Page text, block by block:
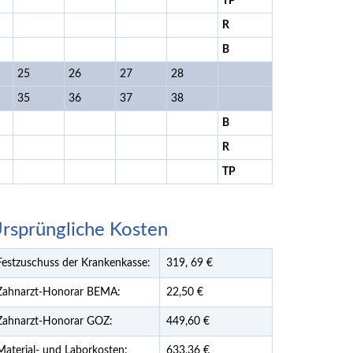
R
B
25 26 27 28
35 36 37 38
B
R
TP
Kosten
der Krankenkasse: 319, 69 €
Honorar BEMA: 22,50 €
Honorar GOZ: 449,60 €
und Laborkosten: 633,36 €